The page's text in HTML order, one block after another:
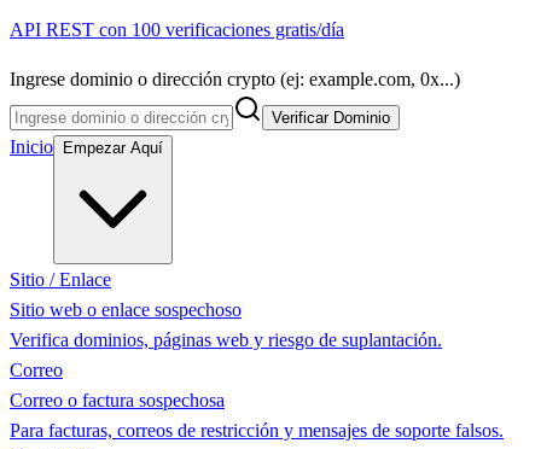
API REST con 100 verificaciones gratis/día
Ingrese dominio o dirección crypto (ej: example.com, 0x...)
Verificar Dominio
Inicio Empezar Aquí
Sitio / Enlace
Sitio web o enlace sospechoso
Verifica dominios, páginas web y riesgo de suplantación.
Correo
Correo o factura sospechosa
Para facturas, correos de restricción y mensajes de soporte falsos.